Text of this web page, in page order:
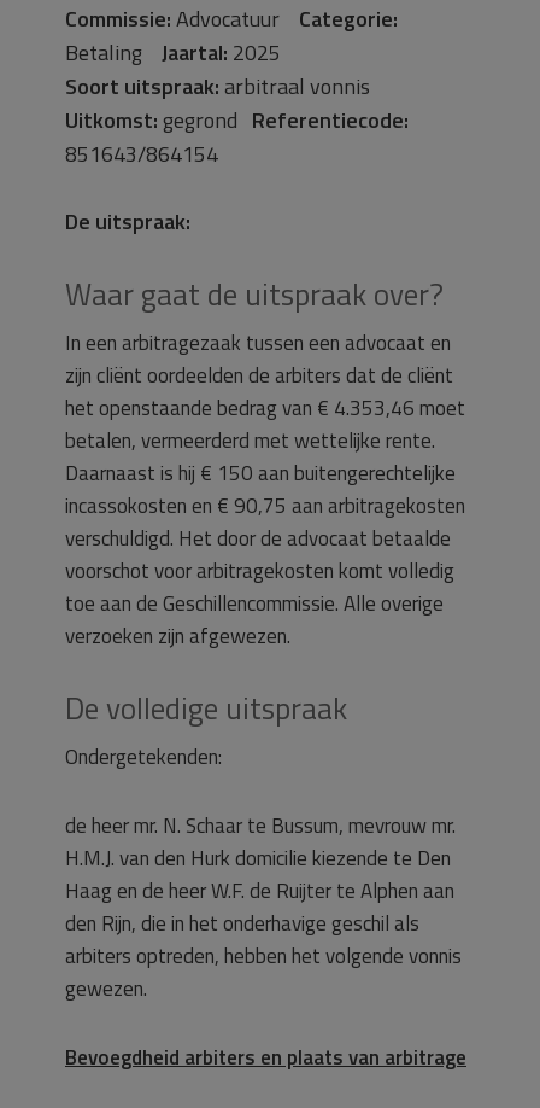
Commissie:Advocatuur Categorie:
Betaling Jaartal: 2025
Soort uitspraak:arbitraal vonnis
Uitkomst:gegrond Referentiecode:
851643/864154
De uitspraak:
Waar gaat de uitspraak over?
In een arbitragezaak tussen een advocaat en
zijn cliënt oordeelden de arbiters dat de cliënt
het openstaande bedrag van € 4.353,46 moet
betalen, vermeerderd met wettelijke rente.
Daarnaast is hij € 150 aan buitengerechtelijke
incassokosten en € 90,75 aan arbitragekosten
verschuldigd. Het door de advocaat betaalde
voorschot voor arbitragekosten komt volledig
toe aan de Geschillencommissie. Alle overige
verzoeken zijn afgewezen.
De volledige uitspraak
Ondergetekenden:
de heer mr. N. Schaar te Bussum, mevrouw mr.
H.M.J. van den Hurk domicilie kiezende te Den
Haag en de heer W.F. de Ruijter te Alphen aan
den Rijn, die in het onderhavige geschil als
arbiters optreden, hebben het volgende vonnis
gewezen.
Bevoegdheid arbiters en plaats van arbitrage